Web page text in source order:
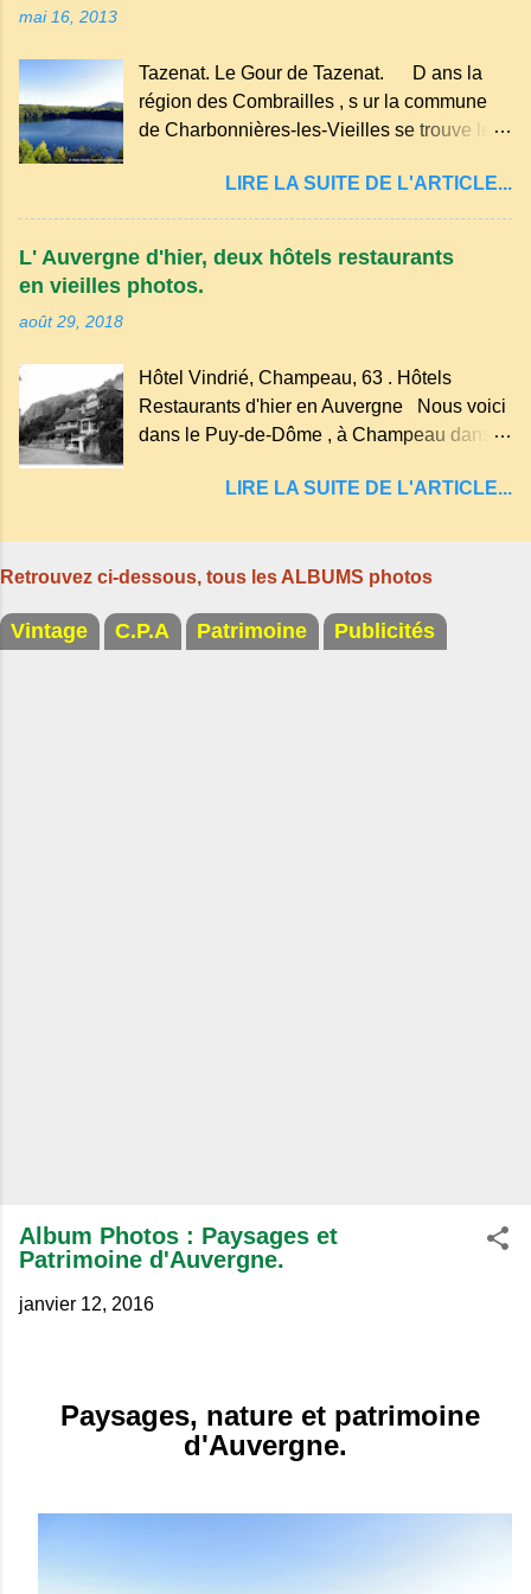
dans les nuages et brille au moindre rayon
de soleil, attirant le regard. Bien entouré de
verdure, d'un étang, d'une bambouseraie
des souvenirs tout cela dans un grand parc
arboré.
mai 16, 2013
Tazenat. Le Gour de Tazenat. D ans la
région des Combrailles , s ur la commune
de Charbonnières-les-Vieilles se trouve le
d'explosion) rempli d’eau, appelé : le Lac de
Tazenat ou Tazanat, il est le premier et le
plus au nord de la Chaîne des Puys qui en
compte près de soixante. En Auvergne
"sans fond" et en forme d'entonnoir
entraînant vers les entrailles de la terre, les
malheureux qui s'approchaient trop de
LIRE LA SUITE DE L'ARTICLE...
L' Auvergne d'hier, deux hôtels restaurants
en vieilles photos.
août 29, 2018
Hôtel Vindrié, Champeau, 63 . Hôtels
Restaurants d'hier en Auvergne Nous voici
dans le Puy-de-Dôme , à Champeau dans
Servant . L'Hôtel-Restaurant Vindrié était
son jambon de pays et son poulet cocotte,
selon les publicités. Dans un tel
LIRE LA SUITE DE L'ARTICLE...
Retrouvez ci-dessous, tous les ALBUMS photos
Vintage C.P.A Patrimoine Publicités
Album Photos : Paysages et
Patrimoine d'Auvergne.
janvier 12, 2016
Paysages, nature et patrimoine
d'Auvergne.